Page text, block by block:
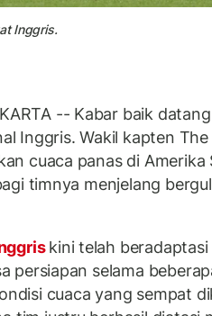
Inggris.
-- Kabar baik
Inggris. Wakil kapten
cuaca panas di Amerika
timnya menjelang
kini telah
persiapan selama
cuaca yang sempat